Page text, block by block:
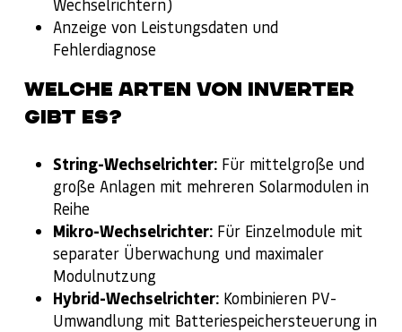
Wechselrichtern)
Anzeige von Leistungsdaten und
Fehlerdiagnose
WELCHE ARTEN VON INVERTER
GIBT ES?
String-Wechselrichter:Für mittelgroße und
große Anlagen mit mehreren Solarmodulen in
Reihe
Mikro-Wechselrichter:Für Einzelmodule mit
separater Überwachung und maximaler
Modulnutzung
Hybrid-Wechselrichter:Kombinieren PV-
Umwandlung mit Batteriespeichersteuerung in